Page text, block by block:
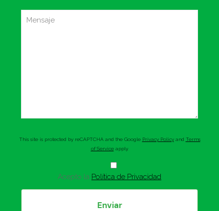
This site is protected by reCAPTCHA and the Google Privacy Policyand Terms
of Serviceapply.
Acepto la Política de Privacidad